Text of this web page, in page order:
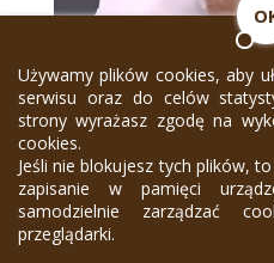
Używamy plików cookies, aby
serwisu oraz do celów
strony wyrażasz zgodę na
cookies.
Jeśli nie blokujesz tych plików,
zapisanie w pamięci
samodzielnie zarządzać
przeglądarki.